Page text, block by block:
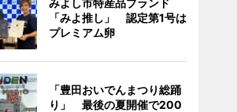
みよし市特産品ブランド
「みよ推し」 認定第1号は
プレミアム卵
「豊田おいでんまつり総踊
り」 最後の夏開催で200